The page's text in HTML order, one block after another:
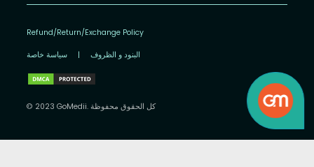
Refund/Return/Exchange Policy
سياسة خاصة | البنود و الظروف
© 2023 GoMedii. كل الحقوق محفوظة